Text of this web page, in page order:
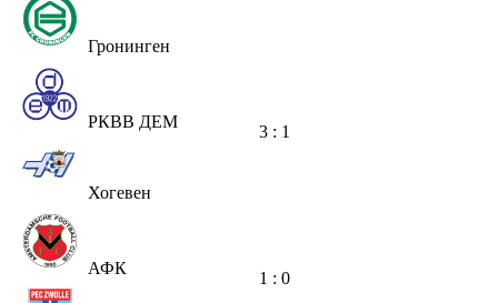
Гронинген
РКВВ ДЕМ
Хогевен
3 : 1
АФК
1 : 0